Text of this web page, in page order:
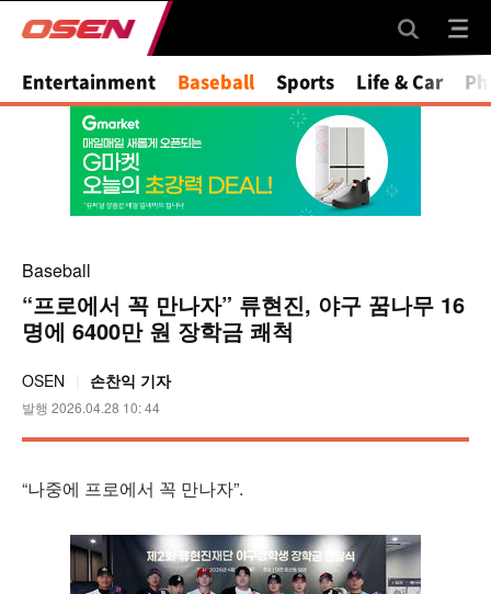
Mute
Entertainment Baseball Sports Life & Car
Baseball
“프로에서 꼭 만나자” 류현진, 야구 꿈나무 16
명에 6400만 원 장학금 쾌척
OSEN 손찬익 기자
발행 2026.04.28 10: 44
“나중에 프로에서 꼭 만나자”.